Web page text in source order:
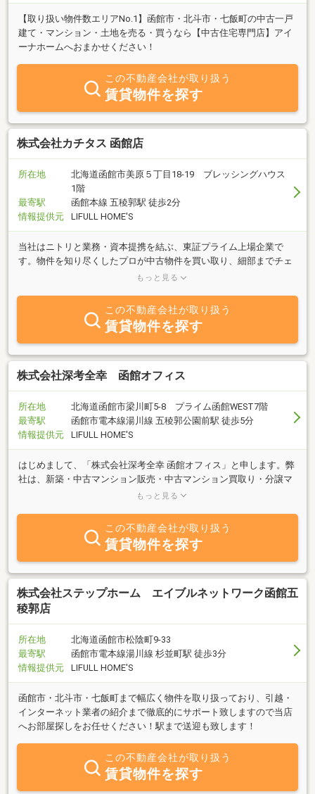
【取り扱い物件数エリアNo.1】函館市・北斗市・七飯町の中古一戸
建て・マンション・土地を売る・買うなら【中古住宅専門店】アイ
ーナホームへおまかせください！
この不動産会社が取り扱う
賃貸物件を探す
株式会社カチタス 函館店
所在地
北海道函館市美原５丁目18-19 ブレッシングハウス
1階
最寄駅
函館本線 五稜郭駅 徒歩2分
情報提供元
LIFULL HOME'S
当社はニトリと業務・資本提携を結ぶ、東証プライム上場企業で
す。物件を知り尽くしたプロが中古物件を買い取り、細部までチェ
ックし、自社規格に沿って丁寧にリフォームしているので、ご購入
もっと見る
この不動産会社が取り扱う
賃貸物件を探す
株式会社深考全幸 函館オフィス
所在地
北海道函館市梁川町5-8 プライム函館WEST7階
最寄駅
函館市電本線湯川線 五稜郭公園前駅 徒歩5分
情報提供元
LIFULL HOME'S
はじめまして、「株式会社深考全幸 函館オフィス」と申します。弊
社は、新築・中古マンション販売・中古マンション買取り・分譲マ
ンション賃貸管理を行っています。どうぞよろしくお願い申し上げ
もっと見る
この不動産会社が取り扱う
賃貸物件を探す
株式会社ステップホーム エイブルネットワーク函館五
稜郭店
所在地
北海道函館市松陰町9-33
最寄駅
函館市電本線湯川線 杉並町駅 徒歩3分
情報提供元
LIFULL HOME'S
函館市・北斗市・七飯町まで幅広く物件を取り扱っており、引越・
インターネット業者の紹介まで徹底的にサポート致しますので当店
へお部屋探しをお任せください！駅まで送迎も致します！
この不動産会社が取り扱う
賃貸物件を探す